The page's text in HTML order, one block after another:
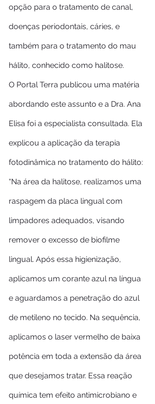
opção para o tratamento de canal,
doenças periodontais, cáries, e
também para o tratamento do mau
hálito, conhecido como halitose.
O Portal Terra publicou uma matéria
abordando este assunto e a Dra. Ana
Elisa foi a especialista consultada. Ela
explicou a aplicação da terapia
fotodinâmica no tratamento do hálito:
“Na área da halitose, realizamos uma
raspagem da placa lingual com
limpadores adequados, visando
remover o excesso de biofilme
lingual. Após essa higienização,
aplicamos um corante azul na língua
e aguardamos a penetração do azul
de metileno no tecido. Na sequência,
aplicamos o laser vermelho de baixa
potência em toda a extensão da área
que desejamos tratar. Essa reação
química tem efeito antimicrobiano e